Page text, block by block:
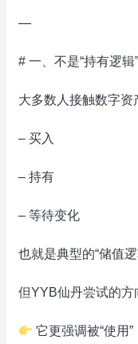
—
# 一、不是“持有逻辑
大多数人接触数字资
– 买入
– 持有
– 等待变化
也就是典型的“储值逻
但YYB仙丹尝试的方
它更强调被“使用”